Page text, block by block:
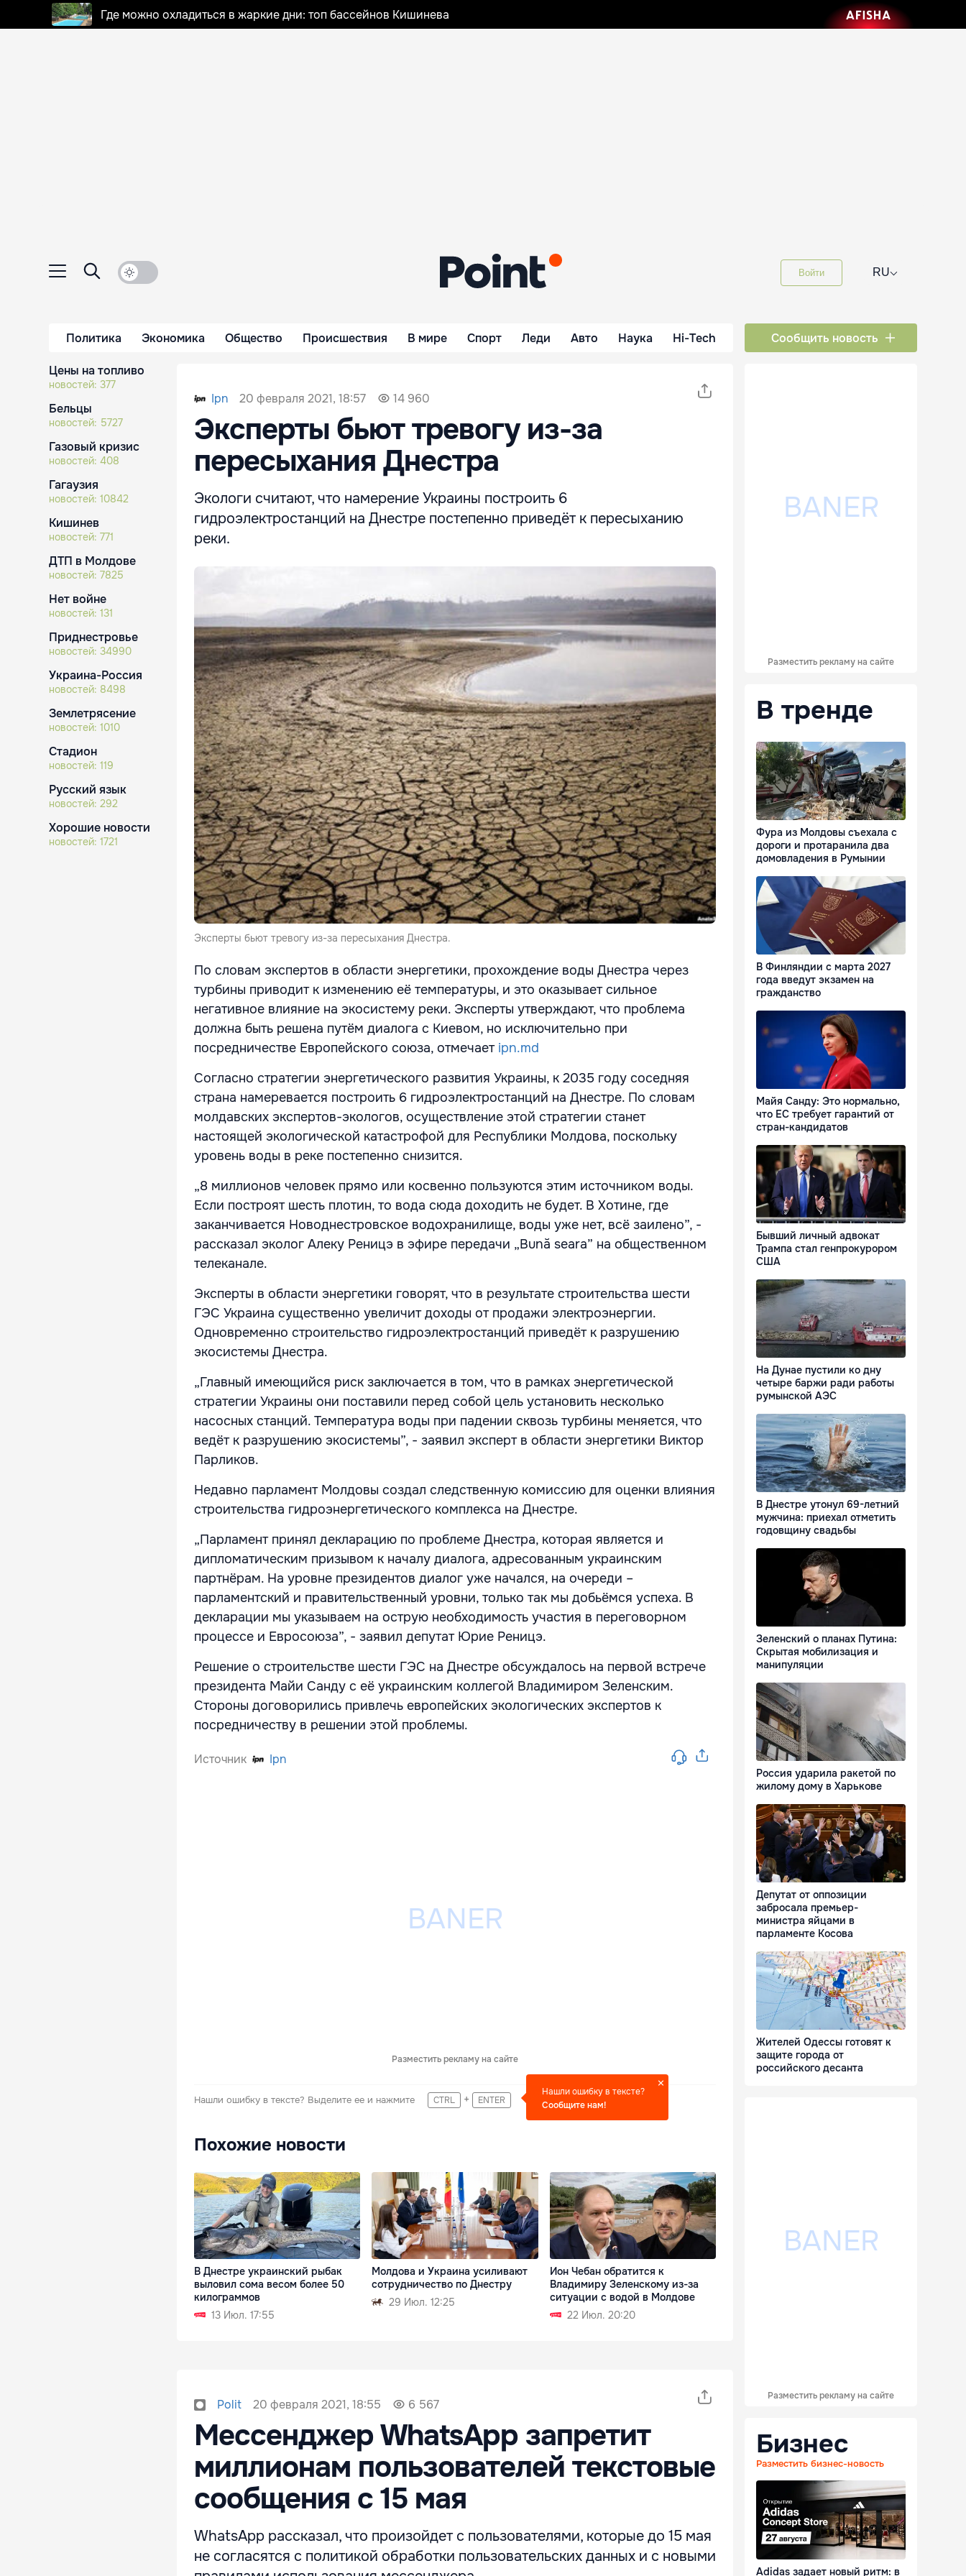
Где можно охладиться в жаркие дни: топ бассейнов Кишинева
Войти RU⌵
Политика Экономика Общество Происшествия В мире Спорт Леди Авто Наука Hi-Tech Сообщить новость
Цены на топливо
новостей: 377
Бельцы
новостей: 5727
Газовый кризис
новостей: 408
Гагаузия
новостей: 10842
Кишинев
новостей: 771
ДТП в Молдове
новостей: 7825
Нет войне
новостей: 131
Приднестровье
новостей: 34990
Украина-Россия
новостей: 8498
Землетрясение
новостей: 1010
Стадион
новостей: 119
Русский язык
новостей: 292
Хорошие новости
новостей: 1721
Ipn 20 февраля 2021, 18:57 14 960
Эксперты бьют тревогу из-за
пересыхания Днестра
Экологи считают, что намерение Украины построить 6
гидроэлектростанций на Днестре постепенно приведёт к пересыханию
реки.
Эксперты бьют тревогу из-за пересыхания Днестра.
По словам экспертов в области энергетики, прохождение воды Днестра через
турбины приводит к изменению её температуры, и это оказывает сильное
негативное влияние на экосистему реки. Эксперты утверждают, что проблема
должна быть решена путём диалога с Киевом, но исключительно при
посредничестве Европейского союза, отмечает ipn.md
Согласно стратегии энергетического развития Украины, к 2035 году соседняя
страна намеревается построить 6 гидроэлектростанций на Днестре. По словам
молдавских экспертов-экологов, осуществление этой стратегии станет
настоящей экологической катастрофой для Республики Молдова, поскольку
уровень воды в реке постепенно снизится.
„8 миллионов человек прямо или косвенно пользуются этим источником воды.
Если построят шесть плотин, то вода сюда доходить не будет. В Хотине, где
заканчивается Новоднестровское водохранилище, воды уже нет, всё заилено”, -
рассказал эколог Алеку Реницэ в эфире передачи „Bună seara” на общественном
телеканале.
Эксперты в области энергетики говорят, что в результате строительства шести
ГЭС Украина существенно увеличит доходы от продажи электроэнергии.
Одновременно строительство гидроэлектростанций приведёт к разрушению
экосистемы Днестра.
„Главный имеющийся риск заключается в том, что в рамках энергетической
стратегии Украины они поставили перед собой цель установить несколько
насосных станций. Температура воды при падении сквозь турбины меняется, что
ведёт к разрушению экосистемы”, - заявил эксперт в области энергетики Виктор
Парликов.
Недавно парламент Молдовы создал следственную комиссию для оценки влияния
строительства гидроэнергетического комплекса на Днестре.
„Парламент принял декларацию по проблеме Днестра, которая является и
дипломатическим призывом к началу диалога, адресованным украинским
партнёрам. На уровне президентов диалог уже начался, на очереди –
парламентский и правительственный уровни, только так мы добьёмся успеха. В
декларации мы указываем на острую необходимость участия в переговорном
процессе и Евросоюза”, - заявил депутат Юрие Реницэ.
Решение о строительстве шести ГЭС на Днестре обсуждалось на первой встрече
президента Майи Санду с её украинским коллегой Владимиром Зеленским.
Стороны договорились привлечь европейских экологических экспертов к
посредничеству в решении этой проблемы.
Источник Ipn
Разместить рекламу на сайте
Нашли ошибку в тексте? Выделите ее и нажмите CTRL + ENTER
Нашли ошибку в тексте?
Сообщите нам!
Похожие новости
В Днестре украинский рыбак
выловил сома весом более 50
килограммов
13 Июл. 17:55
Молдова и Украина усиливают
сотрудничество по Днестру
29 Июл. 12:25
Ион Чебан обратится к
Владимиру Зеленскому из-за
ситуации с водой в Молдове
22 Июл. 20:20
Polit 20 февраля 2021, 18:55 6 567
Мессенджер WhatsApp запретит
миллионам пользователей текстовые
сообщения с 15 мая
WhatsApp рассказал, что произойдет с пользователями, которые до 15 мая
не согласятся с политикой обработки пользовательских данных и с новыми
Разместить рекламу на сайте
В тренде
Фура из Молдовы съехала с
дороги и протаранила два
домовладения в Румынии
В Финляндии с марта 2027
года введут экзамен на
гражданство
Майя Санду: Это нормально,
что ЕС требует гарантий от
стран-кандидатов
Бывший личный адвокат
Трампа стал генпрокурором
США
На Дунае пустили ко дну
четыре баржи ради работы
румынской АЭС
В Днестре утонул 69-летний
мужчина: приехал отметить
годовщину свадьбы
Зеленский о планах Путина:
Скрытая мобилизация и
манипуляции
Россия ударила ракетой по
жилому дому в Харькове
Депутат от оппозиции
забросала премьер-
министра яйцами в
парламенте Косова
Жителей Одессы готовят к
защите города от
российского десанта
Разместить рекламу на сайте
Бизнес
Разместить бизнес-новость
Adidas задает новый ритм: в